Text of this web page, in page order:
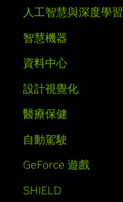
人工智慧與深度學習
智慧機器
資料中心
設計視覺化
醫療保健
自動駕駛
GeForce 遊戲
SHIELD